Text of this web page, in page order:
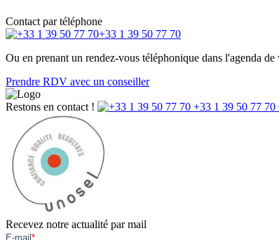
Contact par téléphone
+33 1 39 50 77 70
Ou en prenant un rendez-vous téléphonique dans l'agenda
Prendre RDV avec un conseiller
Restons en contact ! +33 1 39 50 77 70
Recevez notre actualité par mail